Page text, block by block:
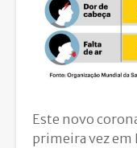
Este novo
primeira vez em